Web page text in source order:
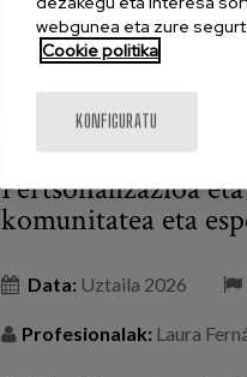
Pertsonalizazioa
komunitatea eta
Data: Uztaila 2026
Profesionalak: Laura
webgunea eta zure
Cookie politika
KONFIGURATU